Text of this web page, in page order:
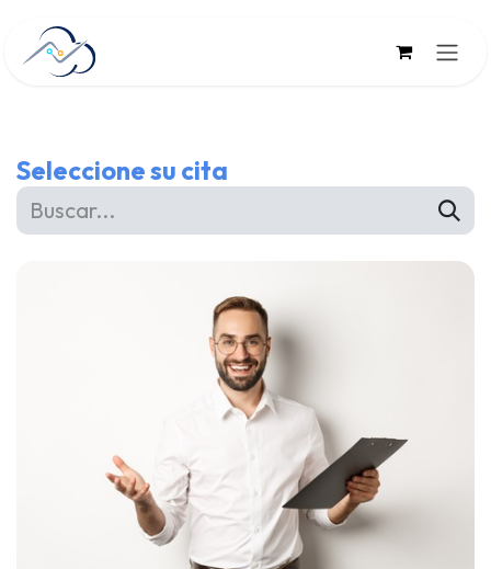
Seleccione su cita